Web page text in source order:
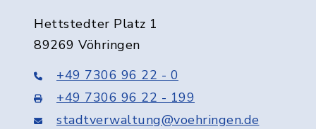
Hettstedter Platz 1
89269 Vöhringen
+49 7306 96 22 - 0
+49 7306 96 22 - 199
stadtverwaltung@voehringen.de